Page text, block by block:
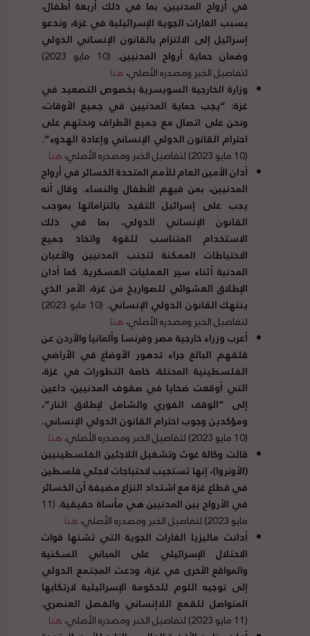
في أرواح المدنيين، بما في ذلك أربعة أطفال،
بسبب الغارات الجوية الإسرائيلية في غزة، وندعو
إسرائيل إلى الالتزام بالقانون الإنساني الدولي
وضمان حماية أرواح المدنيين.
(10 مايو 2023)
لتفاصيل الخبر ومصدره الأصلي،هنا
وزارة الخارجية السويسرية بخصوص التصعيد في
غزة: “يجب حماية المدنيين في جميع الأوقات،
ونحن على اتصال مع جميع الأطراف ونحثهم على
احترام القانون الدولي الإنساني وإعادة الهدوء“.
(10 مايو 2023) لتفاصيل الخبر ومصدره الأصلي،
هنا
أدان الأمين العام للأمم المتحدة الخسائر في أرواح
المدنيين، بمن فيهم الأطفال والنساء. وقال أنه
يجب على إسرائيل التقيد بالتزاماتها بموجب
القانون الإنساني الدولي، بما في ذلك
الاستخدام المتناسب للقوة واتخاذ جميع
الاحتياطات الممكنة لتجنب المدنيين والأعيان
المدنية أثناء سير العمليات العسكرية. كما أدان
الإطلاق العشوائي للصواريخ من غزة، الأمر الذي
ينتهك القانون الدولي الإنساني.
(10 مايو 2023)
لتفاصيل الخبر ومصدره الأصلي،هنا
أعرب وزراء خارجية مصر وفرنسا وألمانيا والأردن عن
قلقهم البالغ جراء تدهور الأوضاع في الأراضي
الفلسطينية المحتلة، خاصة التطورات في غزة،
التي أوقعت ضحايا في صفوف المدنيين، داعين
إلى “الوقف الفوري والشامل لإطلاق النار“،
ومؤكدين وجوب احترام القانون الدولي الإنساني.
(10 مايو 2023) لتفاصيل الخبر ومصدره الأصلي،
هنا
قالت وكالة غوث وتشغيل اللاجئين الفلسطينيين
(الأونروا)، إنها تستجيب لاحتياجات لاجئي فلسطين
في قطاع غزة مع اشتداد النزاع مضيفة أن الخسائر
في الأرواح بين المدنيين هي مأساة حقيقية.
(11
مايو 2023) لتفاصيل الخبر ومصدره الأصلي،
هنا
أدانت ماليزيا الغارات الجوية التي تشنها قوات
الاحتلال الإسرائيلي على المباني السكنية
والمواقع الأخرى في غزة، ودعت المجتمع الدولي
إلى توجيه اللوم للحكومة الإسرائيلية لارتكابها
المتواصل للقمع اللاإنساني والفصل العنصري.
(11 مايو 2023) لتفاصيل الخبر ومصدره الأصلي،
هنا